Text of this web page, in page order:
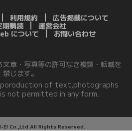
利用規約
広告掲載について
期購読
運営会社
について
お問い合わせ
章・写真等の許可なき複製・転載を
禁じます。
of text,photographs
not permitted in any form.
Co.,Ltd.All Rights Reserved.